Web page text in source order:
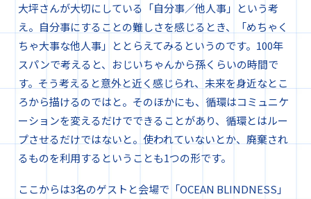
大坪さんが大切にしている「自分事／他人事」という考
え。自分事にすることの難しさを感じるとき、「めちゃく
ちゃ大事な他人事」ととらえてみるというのです。100年
スパンで考えると、おじいちゃんから孫くらいの時間で
す。そう考えると意外と近く感じられ、未来を身近なとこ
ろから描けるのではと。そのほかにも、循環はコミュニケ
ーションを変えるだけでできることがあり、循環とはルー
プさせるだけではないと。使われていないとか、廃棄され
るものを利用するということも1つの形です。
ここからは3名のゲストと会場で「OCEAN BLINDNESS」